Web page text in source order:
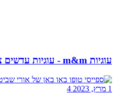
עוגיות m&m - עוגיות עדשים צבעוניות טבעוניות
1 מרץ, 2023 4